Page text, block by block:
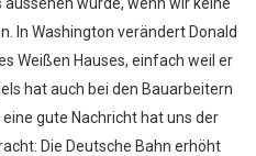
In Washington verändert Donald
Weißen Hauses, einfach weil er
hat auch bei den Bauarbeitern
gute Nachricht hat uns der
Die Deutsche Bahn erhöht